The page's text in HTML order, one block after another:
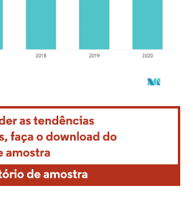
requer atribuição conforme CC BY 4.0.